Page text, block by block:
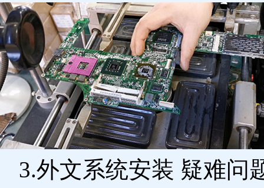
3.外文系统安装 疑难问